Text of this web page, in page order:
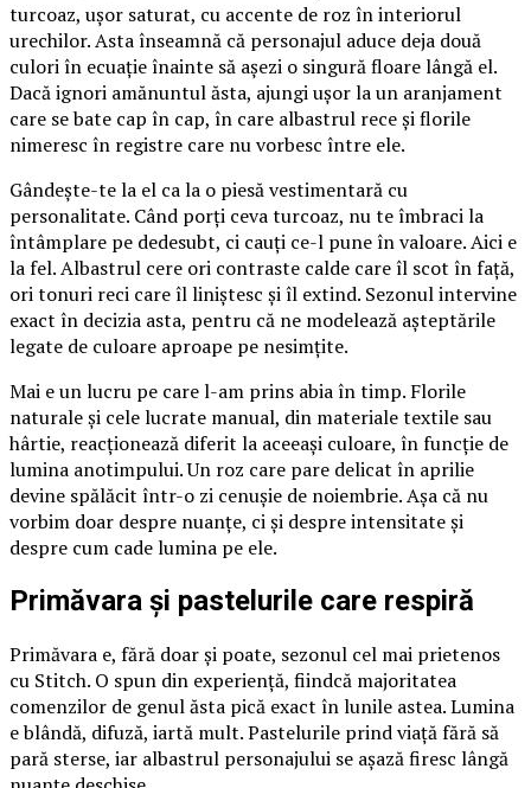
turcoaz, ușor saturat, cu accente de roz în interiorul
urechilor. Asta înseamnă că personajul aduce deja două
culori în ecuație înainte să așezi o singură floare lângă el.
Dacă ignori amănuntul ăsta, ajungi ușor la un aranjament
care se bate cap în cap, în care albastrul rece și florile
nimeresc în registre care nu vorbesc între ele.
Gândește-te la el ca la o piesă vestimentară cu
personalitate. Când porți ceva turcoaz, nu te îmbraci la
întâmplare pe dedesubt, ci cauți ce-l pune în valoare. Aici e
la fel. Albastrul cere ori contraste calde care îl scot în față,
ori tonuri reci care îl liniștesc și îl extind. Sezonul intervine
exact în decizia asta, pentru că ne modelează așteptările
legate de culoare aproape pe nesimțite.
Mai e un lucru pe care l-am prins abia în timp. Florile
naturale și cele lucrate manual, din materiale textile sau
hârtie, reacționează diferit la aceeași culoare, în funcție de
lumina anotimpului. Un roz care pare delicat în aprilie
devine spălăcit într-o zi cenușie de noiembrie. Așa că nu
vorbim doar despre nuanțe, ci și despre intensitate și
despre cum cade lumina pe ele.
Primăvara și pastelurile care respiră
Primăvara e, fără doar și poate, sezonul cel mai prietenos
cu Stitch. O spun din experiență, fiindcă majoritatea
comenzilor de genul ăsta pică exact în lunile astea. Lumina
e blândă, difuză, iartă mult. Pastelurile prind viață fără să
pară sterse, iar albastrul personajului se așază firesc lângă